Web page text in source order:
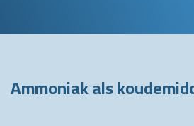
Ammoniak als